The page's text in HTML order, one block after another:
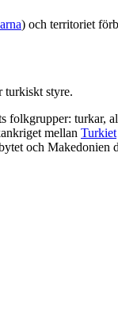
) och territoriet
turkiskt styre.
turkar,
mellan Turkiet
och Makedonien